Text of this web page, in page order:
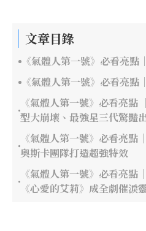
文章目錄
《氣體人第一號》必看亮點
《氣體人第一號》必看亮
《氣體人第一號》必看亮點
型大崩壞、最強星三代驚豔
《氣體人第一號》必看亮點
奧斯卡團隊打造超強特效
《氣體人第一號》必看亮點
《心愛的艾莉》成全劇催淚